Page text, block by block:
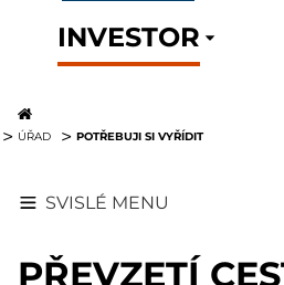
INVESTOR
ÚŘAD POTŘEBUJI SI VYŘÍDIT
SVISLÉ MENU
PŘEVZETÍ